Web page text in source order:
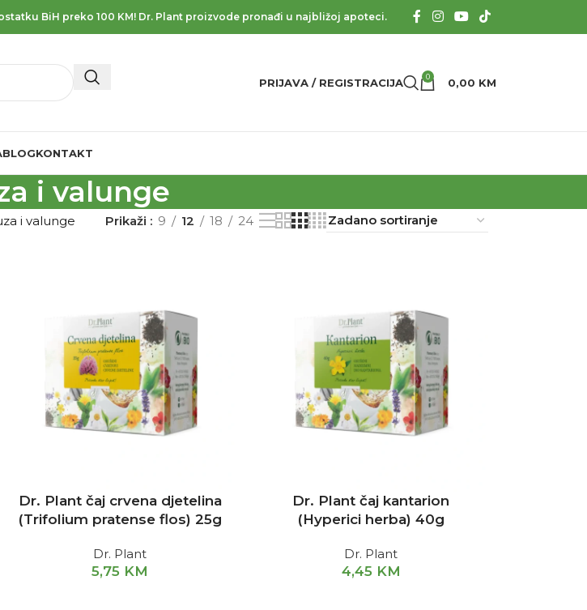
BiH preko 100 KM! Dr. Plant proizvode pronađi u najbližoj apoteci.
PRIJAVA / REGISTRACIJA 0 0,00 KM
BLOGKONTAKT
i valunge
i valunge Prikaži 9 12 18 24
Dr. Plant čaj crvena djetelina
(Trifolium pratense flos) 25g
Dr. Plant
5,75 KM
Dr. Plant čaj kantarion
(Hyperici herba) 40g
Dr. Plant
4,45 KM